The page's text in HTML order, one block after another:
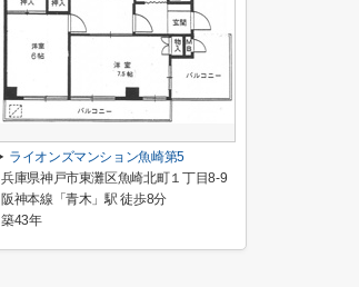
ライオンズマンション魚崎第5
兵庫県神戸市東灘区魚崎北町１丁目8-9
阪神本線「青木」駅 徒歩8分
築43年